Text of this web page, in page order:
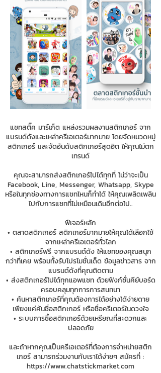
แชทสติ๊ค มาร์เก็ต แหล่งรวมผลงานสติกเกอร์ จาก
แบรนด์ดังและเหล่าครีเอเตอร์มากมาย โดยจัดหมวดหมู่
สติกเกอร์ และจัดอันดับสติกเกอร์สุดฮิต ให้คุณไม่ตก
เทรนด์
คุณจะสามารถส่งสติกเกอร์ไปได้ทุกที่ ไม่ว่าจะเป็น
Facebook, Line, Messenger, Whatsapp, Skype
หรือในทุกช่องทางการแชทไหนก็ทำได้ ให้คุณเพลิดเพลิน
ไปกับการแชทที่ไม่เหมือนเดิมอีกต่อไป..
ฟีเจอร์หลัก
• ตลาดสติกเกอร์ สติกเกอร์มากมายให้คุณได้เลือกใช้
จากเหล่าครีเอเตอร์ทั่วโลก
• สติกเกอร์ฟรี จากแบรนด์ดัง ให้แชทของคุณสนุก
กว่าที่เคย พร้อมทั้งรับโปรโมชั่นเด็ด ข้อมูลข่าวสาร จาก
แบรนด์ดังที่คุณติดตาม
• ส่งสติกเกอร์ไปได้ทุกแอพแชท ด้วยฟังก์ชั่นคีย์บอร์ด
ครอบคลุมทุกการการสนทนา
• ค้นหาสติกเกอร์ที่คุณต้องการได้อย่างได้ง่ายดาย
เพียงแค่ค้นชื่อสติกเกอร์ หรือชื่อครีเตอร์ในดวงใจ
• ระบบการซื้อสติกเกอร์ด้วยเหรียญที่สะดวกและ
ปลอดภัย
และถ้าหากคุณเป็นครีเอเตอร์ที่ต้องการจำหน่ายสติก
เกอร์ สามารถร่วมงานกับเราได้ง่ายๆ สมัครที่ :
https://www.chatstickmarket.com